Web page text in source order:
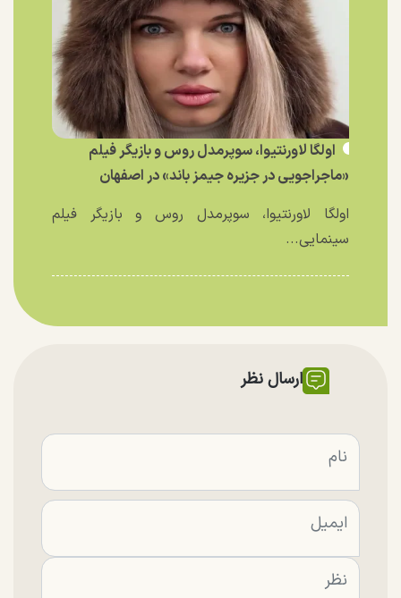
اولگا لاورنتیوا، سوپرمدل روس و بازیگر فیلم
«ماجراجویی در جزیره جیمز باند» در اصفهان
اولگا لاورنتیوا، سوپرمدل روس و بازیگر فیلم
سینمایی...
ارسال نظر